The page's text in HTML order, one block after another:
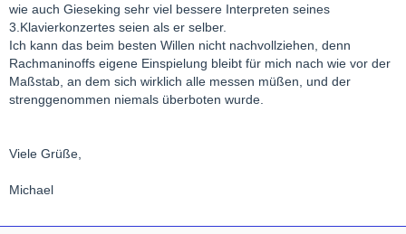
wie auch Gieseking sehr viel bessere Interpreten seines
3.Klavierkonzertes seien als er selber.
Ich kann das beim besten Willen nicht nachvollziehen, denn
Rachmaninoffs eigene Einspielung bleibt für mich nach wie vor der
Maßstab, an dem sich wirklich alle messen müßen, und der
strenggenommen niemals überboten wurde.
Viele Grüße,
Michael